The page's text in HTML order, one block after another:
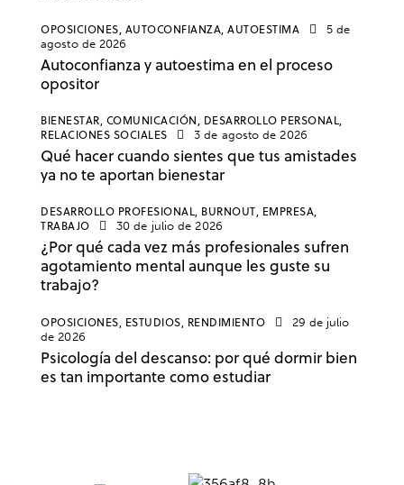
OPOSICIONES, AUTOCONFIANZA, AUTOESTIMA
5 de
agosto de 2026
Autoconfianza y autoestima en el proceso
opositor
BIENESTAR, COMUNICACIÓN, DESARROLLO PERSONAL,
RELACIONES SOCIALES
3 de agosto de 2026
Qué hacer cuando sientes que tus amistades
ya no te aportan bienestar
DESARROLLO PROFESIONAL, BURNOUT, EMPRESA,
TRABAJO
30 de julio de 2026
¿Por qué cada vez más profesionales sufren
agotamiento mental aunque les guste su
trabajo?
OPOSICIONES, ESTUDIOS, RENDIMIENTO
29 de julio
de 2026
Psicología del descanso: por qué dormir bien
es tan importante como estudiar